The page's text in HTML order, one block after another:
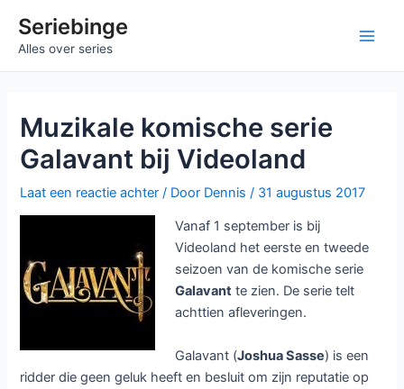
naarSeriebinge
Alles over series
Muzikale komische serie
Galavant bij Videoland
Laat een reactie achter / Door Dennis/ 31 augustus 2017
Vanaf 1 september is bij
Videoland het eerste en tweede
seizoen van de komische serie
Galavant te zien. De serie telt
achttien afleveringen.
Galavant (Joshua Sasse) is een
ridder die geen geluk heeft en besluit om zijn reputatie op